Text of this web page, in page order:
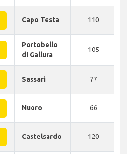
Capo Testa 110
Portobello
di Gallura
105
Sassari 77
Nuoro 66
Castelsardo 120